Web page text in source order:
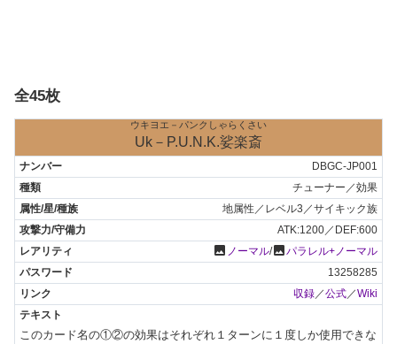
全45枚
ウキヨエ－パンクしゃらくさい
Uk－P.U.N.K.娑楽斎
DBGC-JP001
チューナー／効果
地属性／レベル3／サイキック族
ATK:1200／DEF:600
photo ノーマル/photoパラレル+ノーマル
13258285
収録 ／公式 ／Wiki
このカード名の①②の効果はそれぞれ１ターンに１度しか使用できな